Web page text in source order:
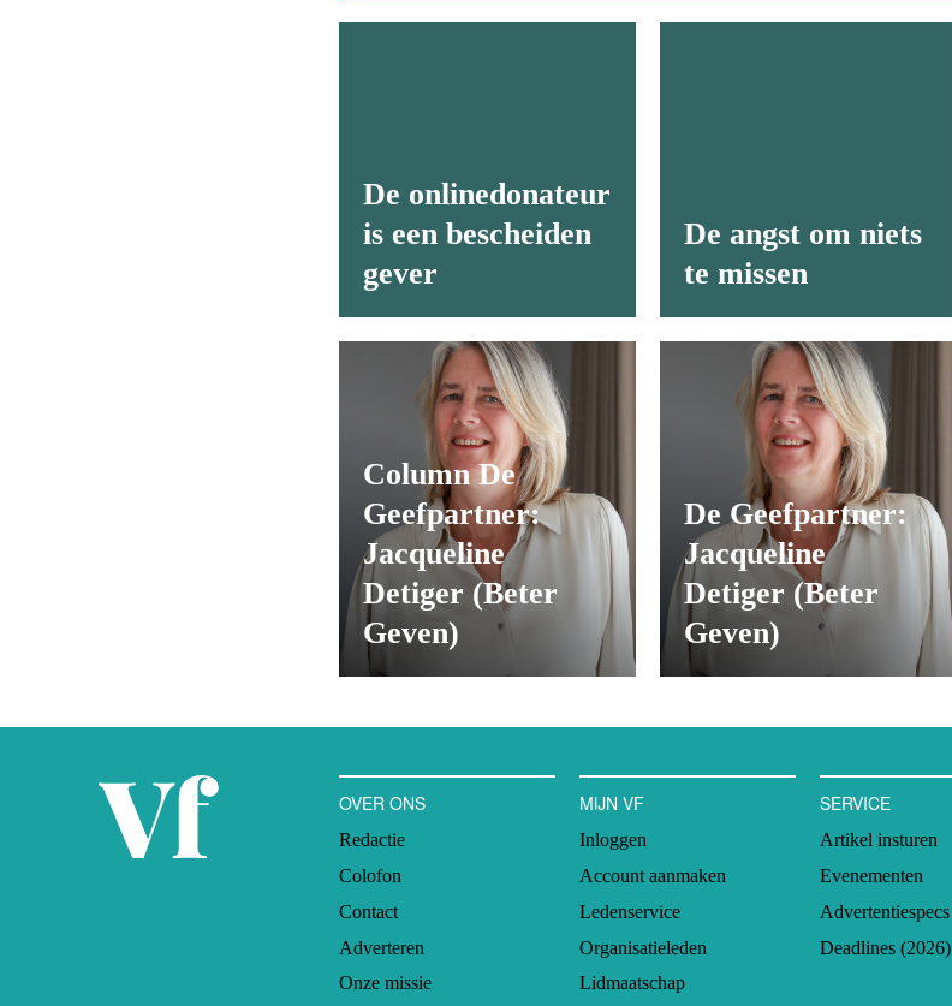
De onlinedonateur
is een bescheiden
gever
De angst om niets
te missen
Column De
Geefpartner:
Jacqueline
Detiger (Beter
Geven)
De Geefpartner:
Jacqueline
Detiger (Beter
Geven)
OVER ONS
Redactie
Colofon
Contact
Adverteren
Onze missie
MIJN VF
Inloggen
Account aanmaken
Ledenservice
Organisatieleden
Lidmaatschap
SERVICE
Artikel insturen
Evenementen
Advertentiespecs
Deadlines (2026)